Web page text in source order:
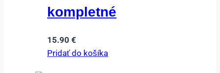
kompletné
15.90 €
Pridať do košíka